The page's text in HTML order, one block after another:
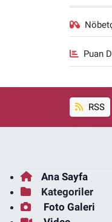
Puan
RSS
Ana Sayfa
Kategoriler
Foto Galeri